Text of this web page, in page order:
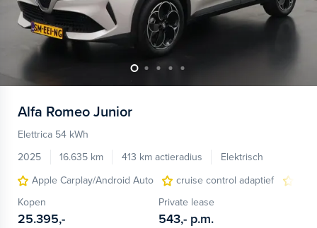
Alfa Romeo Junior
Elettrica 54 kWh
2025
16.635 km 413 km actieradius
Elektrisch
Apple Carplay/Android Auto
cruise control adaptief
Kopen
25.395,-
Private lease
543,- p.m.